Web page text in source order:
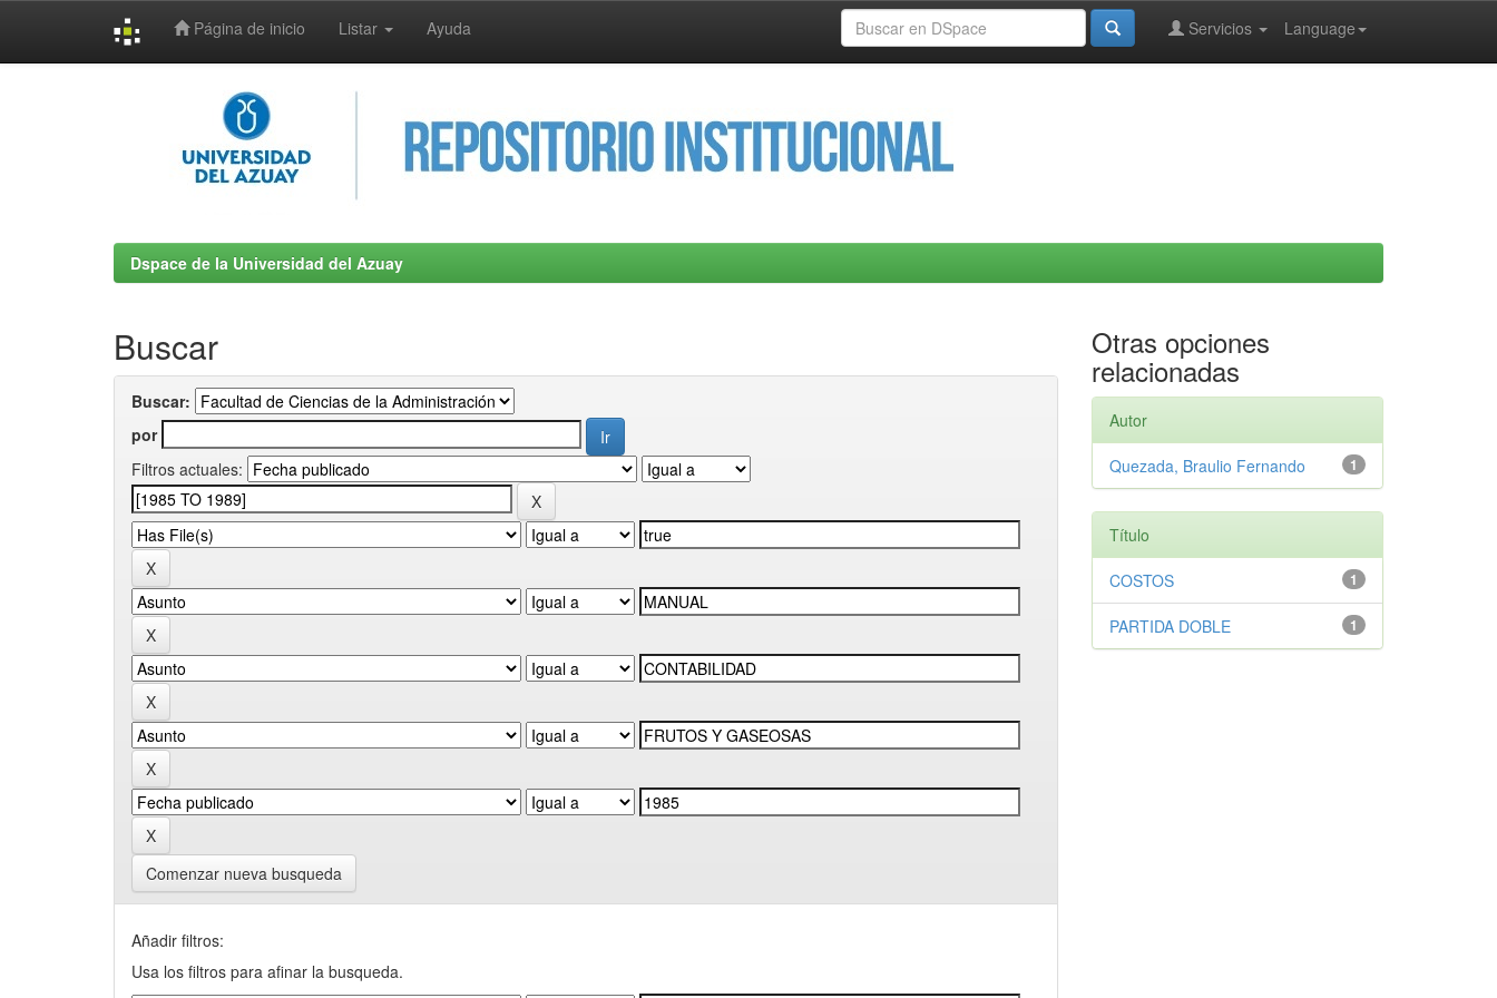
Página de inicio Listar Ayuda Language
Servicios
Dspace de la Universidad del Azuay
Buscar
Buscar:
por
Filtros actuales:
Comenzar nueva busqueda
Añadir filtros:
Usa los filtros para afinar la busqueda.
Otras opciones
relacionadas
Autor
1
Quezada, Braulio Fernando
Título
1
COSTOS
1
PARTIDA DOBLE